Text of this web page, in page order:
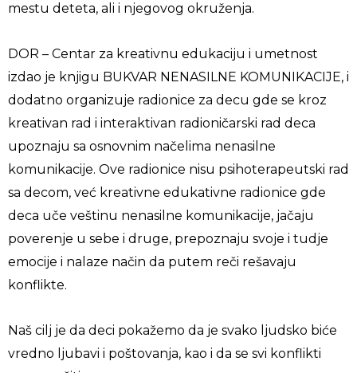
mestu deteta, ali i njegovog okruženja.
DOR – Centar za kreativnu edukaciju i umetnost
izdao je knjigu BUKVAR NENASILNE KOMUNIKACIJE, i
dodatno organizuje radionice za decu gde se kroz
kreativan rad i interaktivan radioničarski rad deca
upoznaju sa osnovnim načelima nenasilne
komunikacije. Ove radionice nisu psihoterapeutski rad
sa decom, već kreativne edukativne radionice gde
deca uče veštinu nenasilne komunikacije, jačaju
poverenje u sebe i druge, prepoznaju svoje i tudje
emocije i nalaze način da putem reči rešavaju
konflikte.
Naš cilj je da deci pokažemo da je svako ljudsko biće
vredno ljubavi i poštovanja, kao i da se svi konflikti